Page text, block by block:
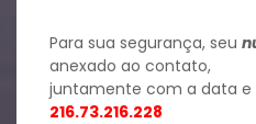
Para sua segurança, seu
anexado ao contato,
juntamente com a data e
216.73.216.228